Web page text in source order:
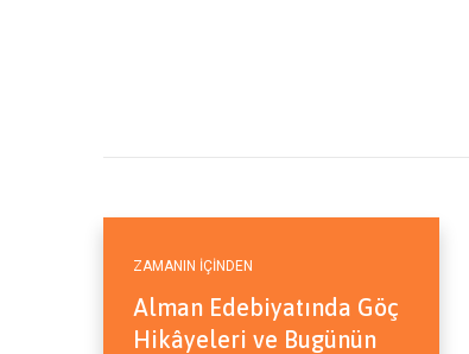
ZAMANIN İÇINDEN
Alman Edebiyatında Göç
Hikâyeleri ve Bugünün